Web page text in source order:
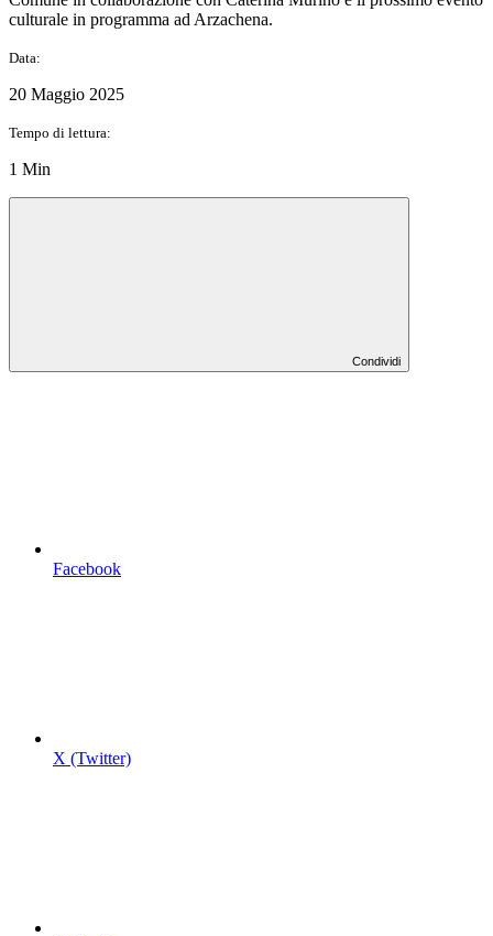
culturale in programma ad Arzachena.
Data:
20 Maggio 2025
Tempo di lettura:
1 Min
Condividi
Facebook
X (Twitter)